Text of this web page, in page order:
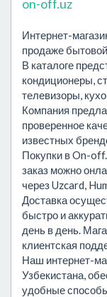
on-off.uz
Интернет-
продаже
В каталоге
кондиционеры,
телевизоры,
Компания
проверенное
известных
Покупки в On-
заказ можно
через Uzcard,
Доставка
быстро и
день в день.
клиентская
Наш интернет-
Узбекистана,
удобные